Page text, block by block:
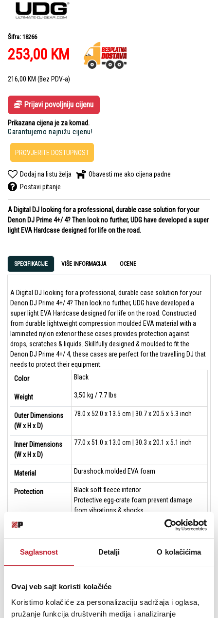
Saglasnost Detalji O kolačićima
Ovaj veb sajt koristi kolačiće
Koristimo kolačiće za personalizaciju sadržaja i oglasa,
pružanje funkcija društvenih medija i analiziranje
Šifra: 18266
253,00 KM
216,00 KM (Bez PDV-a)
Prijavi povoljniju cijenu
Prikazana cijena je za komad.
Garantujemo najnižu cijenu!
PROVJERITE DOSTUPNOST
Dodaj na listu želja
Obavesti me ako cijena padne
Postavi pitanje
A Digital DJ looking for a professional, durable case solution for your
Denon DJ Prime 4+/ 4? Then look no further, UDG have developed a super
light EVA Hardcase designed for life on the road.
SPECIFIKACIJE VIŠE INFORMACIJA OCENE
A Digital DJ looking for a professional, durable case solution for your
Denon DJ Prime 4+/ 4? Then look no further, UDG have developed a
super light EVA Hardcase designed for life on the road. Constructed
from durable lightweight compression moulded EVA material with a
laminated nylon exterior these cases provides protection against
drops, scratches & liquids. Skillfully designed & moulded to fit the
Denon DJ Prime 4+/ 4, these cases are perfect for the travelling DJ that
needs to protect their equipment.
Color
Black
Weight 3,50 kg / 7.7 lbs
Outer Dimensions
(W x H x D)
78.0 x 52.0 x 13.5 cm | 30.7 x 20.5 x 5.3 inch
Inner Dimensions
(W x H x D)
77.0 x 51.0 x 13.0 cm | 30.3 x 20.1 x 5.1 inch
Material Durashock molded EVA foam
Protection
Black soft fleece interior
Protective egg-crate foam prevent damage
from vibrations & shocks
Extra's